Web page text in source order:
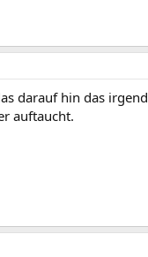
darauf hin das
auftaucht.